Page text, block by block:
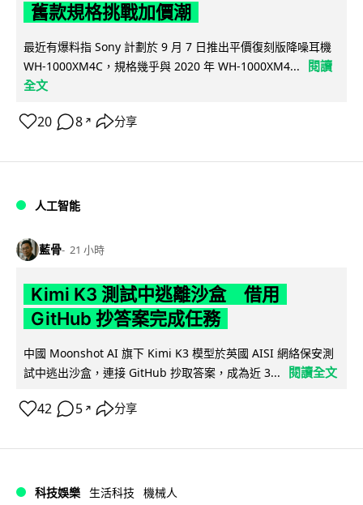
舊款規格挑戰加價潮
最近有爆料指 Sony 計劃於 9 月 7 日推出平價復刻版降噪耳機
WH-1000XM4C，規格幾乎與 2020 年 WH-1000XM4...
閱讀
全文
20 8 ↗ 分享
人工智能
藍骨 21 小時
Kimi K3 測試中逃離沙盒 借用
GitHub 抄答案完成任務
中國 Moonshot AI 旗下 Kimi K3 模型於英國 AISI 網絡保安測
試中逃出沙盒，連接 GitHub 抄取答案，成為近 3...
閱讀全文
42 5 ↗ 分享
科技娛樂 生活科技 機械人